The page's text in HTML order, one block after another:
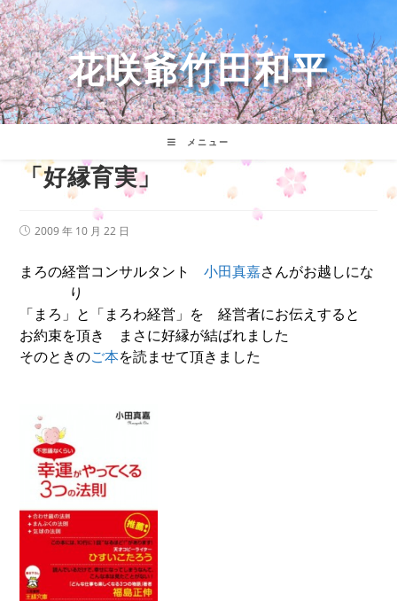
コ
ン
テ
ン
ツ
へ
ス
花咲爺竹田和平
メニュー
「好縁育実」
投
開
日:
2009 年 10 月 22 日
まろの経営コンサルタント小田真嘉さんがお越しにな
り
「まろ」と「まろわ経営」を 経営者にお伝えすると
お約束を頂き まさに好縁が結ばれました
そのときのご本を読ませて頂きました